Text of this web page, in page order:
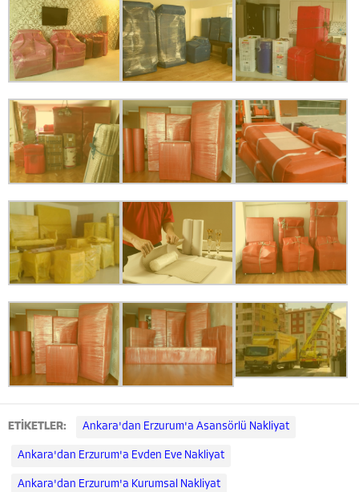
ETİKETLER: Ankara'dan Erzurum'a Asansörlü Nakliyat
Ankara'dan Erzurum'a Evden Eve Nakliyat
Ankara'dan Erzurum'a Kurumsal Nakliyat